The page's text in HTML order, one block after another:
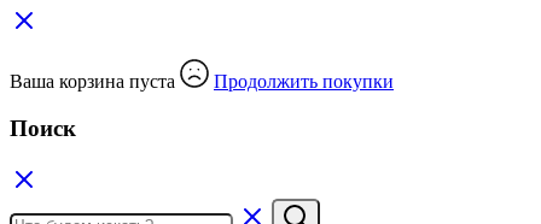
Ваша корзина пуста Продолжить покупки
Поиск